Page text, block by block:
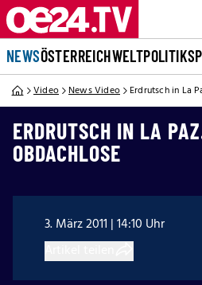
NEWSÖSTERREICHWELTPOLITIK
Video News Video Erdrutsch in La
ERDRUTSCH IN LA
OBDACHLOSE
3. März 2011 | 14:10 Uhr